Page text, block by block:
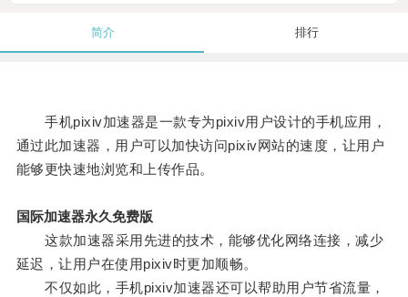
简介 排行
手机pixiv加速器是一款专为pixiv用户设计的手机应用，
通过此加速器，用户可以加快访问pixiv网站的速度，让用户
能够更快速地浏览和上传作品。
国际加速器永久免费版
这款加速器采用先进的技术，能够优化网络连接，减少
延迟，让用户在使用pixiv时更加顺畅。
不仅如此，手机pixiv加速器还可以帮助用户节省流量，